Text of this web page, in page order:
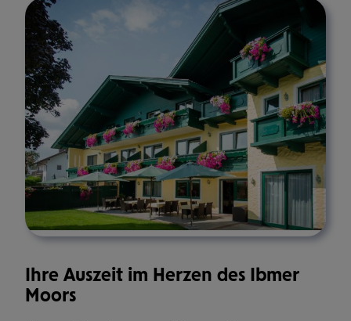
Ihre Auszeit im Herzen des Ibmer
Moors